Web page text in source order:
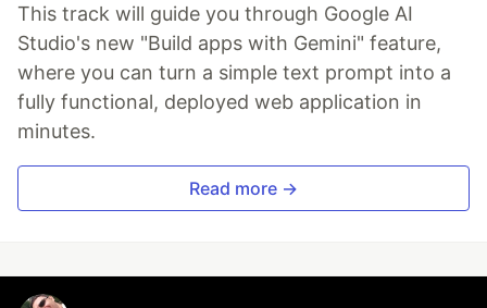
This track will guide you through Google AI
Studio's new "Build apps with Gemini" feature,
where you can turn a simple text prompt into a
fully functional, deployed web application in
minutes.
Read more →